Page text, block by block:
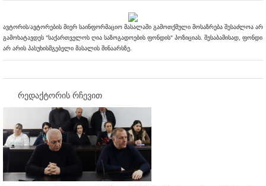
ავტორის/ავტორების მიერ საინფორმაციო მასალაში გამოთქმული მოსაზრება შესაძლოა არ
გამოხატავდეს "საქართველოს ღია საზოგადოების ფონდის" პოზიციას. შესაბამისად, ფონდი
არ არის პასუხისმგებელი მასალის შინაარსზე.
რედაქტორის რჩევით